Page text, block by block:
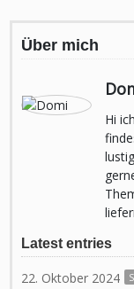
Über mich
Hi
Latest entries
22. Oktober 2024